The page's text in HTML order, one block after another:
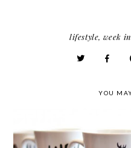
lifestyle, week
YOU